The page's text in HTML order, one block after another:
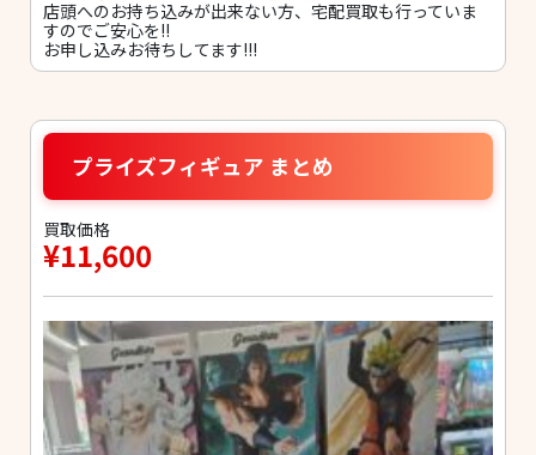
店頭へのお持ち込みが出来ない方、宅配買取も行っていま
すのでご安心を!!
お申し込みお待ちしてます!!!
プライズフィギュア まとめ
買取価格
¥11,600